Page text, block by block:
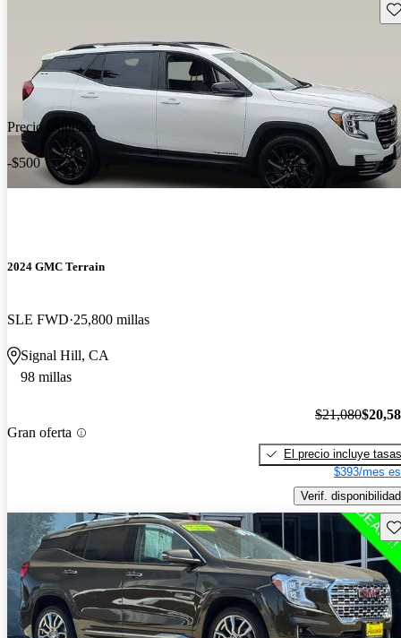
Precio reducido
-$500
2024 GMC Terrain
SLE FWD 25,800 millas
Signal Hill, CA
98 millas
Gran oferta
$21,080
El precio incluye tasas
$393/mes
Verif. disponibilidad